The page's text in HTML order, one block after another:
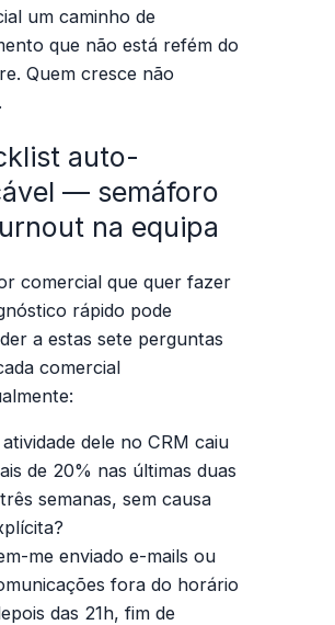
um caminho de
que não está refém do
Quem cresce não
auto-
— semáforo
na equipa
comercial que quer fazer
rápido pode
a estas sete perguntas
comercial
dele no CRM caiu
de 20% nas últimas duas
semanas, sem causa
me enviado e-mails ou
fora do horário
das 21h, fim de